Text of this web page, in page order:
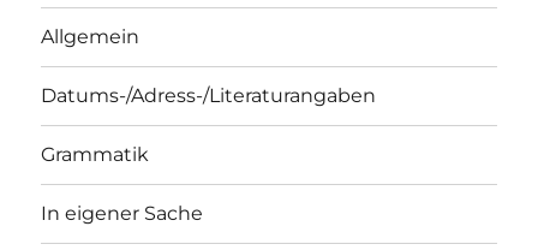
Allgemein
Datums-/Adress-/Literaturangaben
Grammatik
In eigener Sache